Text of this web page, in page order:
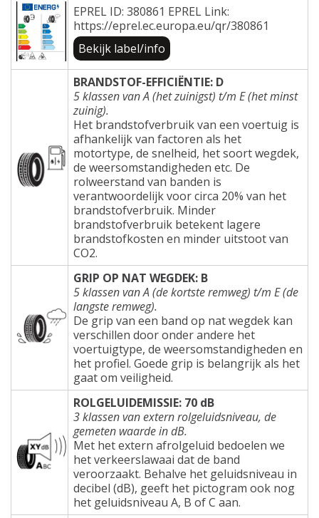
EPREL ID: 380861 EPREL Link:
https://eprel.ec.europa.eu/qr/380861
Bekijk label/info
BRANDSTOF-EFFICIËNTIE: D
5 klassen van A (het zuinigst) t/m E (het minst
zuinig).
Het brandstofverbruik van een voertuig is
afhankelijk van factoren als het
motortype, de snelheid, het soort wegdek,
de weersomstandigheden etc. De
rolweerstand van banden is
verantwoordelijk voor circa 20% van het
brandstofverbruik. Minder
brandstofverbruik betekent lagere
brandstofkosten en minder uitstoot van
CO2.
GRIP OP NAT WEGDEK: B
5 klassen van A (de kortste remweg) t/m E (de
langste remweg).
De grip van een band op nat wegdek kan
verschillen door onder andere het
voertuigtype, de weersomstandigheden en
het profiel. Goede grip is belangrijk als het
gaat om veiligheid.
ROLGELUIDEMISSIE: 70 dB
3 klassen van extern rolgeluidsniveau, de
gemeten waarde in dB.
Met het extern afrolgeluid bedoelen we
het verkeerslawaai dat de band
veroorzaakt. Behalve het geluidsniveau in
decibel (dB), geeft het pictogram ook nog
het geluidsniveau A, B of C aan.